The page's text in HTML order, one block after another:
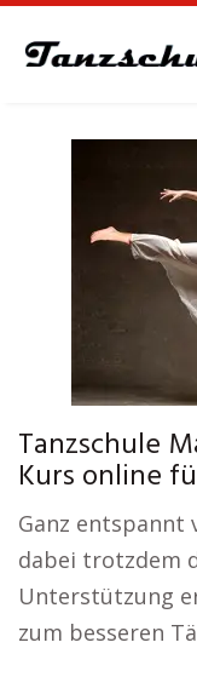
Tanzschule
Kurs online
Ganz entspannt
dabei trotzdem
Unterstützung
zum besseren